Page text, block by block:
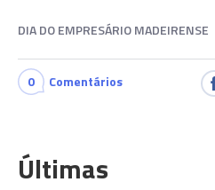
DIA DO EMPRESÁRIO MADEIRENSE
0 Comentários
Últimas